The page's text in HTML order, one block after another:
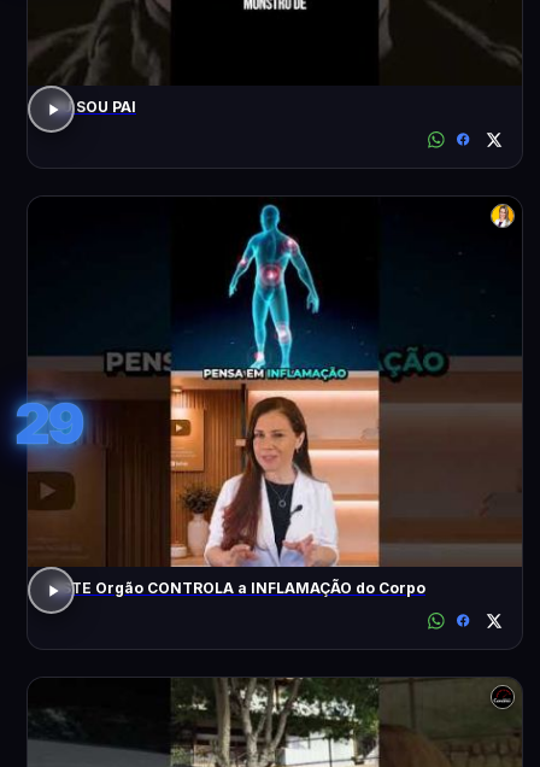
EU SOU PAI
29
ESTE Orgão CONTROLA a INFLAMAÇÃO do Corpo